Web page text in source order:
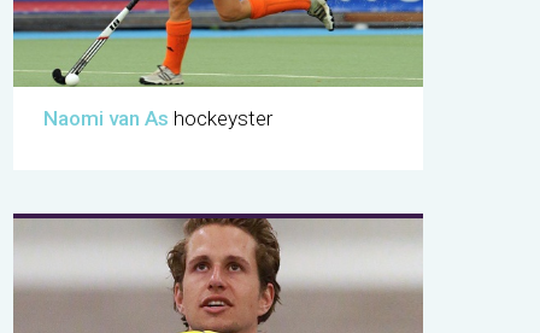
Naomi van As hockeyster